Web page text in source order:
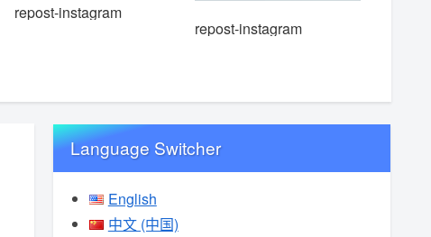
repost-instagram
repost-instagram
Language Switcher
English
中文 (中国)